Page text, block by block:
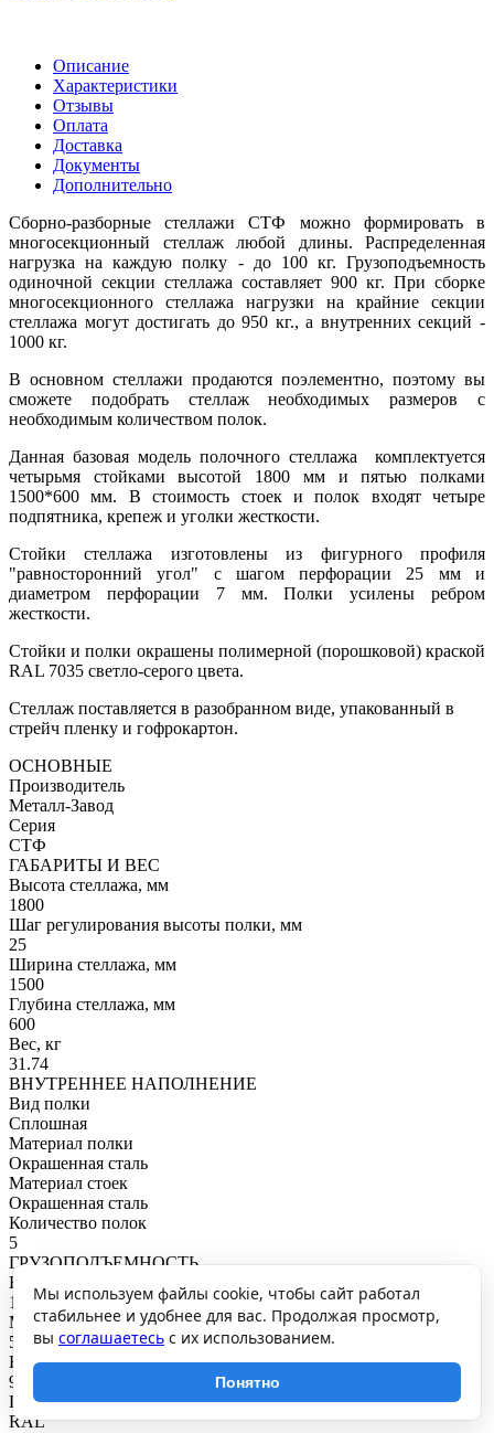
Описание
Характеристики
Отзывы
Оплата
Доставка
Документы
Дополнительно
Сборно-разборные стеллажи СТФ можно формировать в
многосекционный стеллаж любой длины. Распределенная
нагрузка на каждую полку - до 100 кг. Грузоподъемность
одиночной секции стеллажа составляет 900 кг. При сборке
многосекционного стеллажа нагрузки на крайние секции
стеллажа могут достигать до 950 кг., а внутренних секций -
1000 кг.
В основном стеллажи продаются поэлементно, поэтому вы
сможете подобрать стеллаж необходимых размеров с
необходимым количеством полок.
Данная базовая модель полочного стеллажа комплектуется
четырьмя стойками высотой 1800 мм и пятью полками
1500*600 мм. В стоимость стоек и полок входят четыре
подпятника, крепеж и уголки жесткости.
Стойки стеллажа изготовлены из фигурного профиля
"равносторонний угол" с шагом перфорации 25 мм и
диаметром перфорации 7 мм. Полки усилены ребром
жесткости.
Стойки и полки окрашены полимерной (порошковой) краской
RAL 7035 светло-серого цвета.
Стеллаж поставляется в разобранном виде, упакованный в
стрейч пленку и гофрокартон.
ОСНОВНЫЕ
Производитель
Металл-Завод
Серия
СТФ
ГАБАРИТЫ И ВЕС
Высота стеллажа, мм
1800
Шаг регулирования высоты полки, мм
25
Ширина стеллажа, мм
1500
Глубина стеллажа, мм
600
Вес, кг
31.74
ВНУТРЕННЕЕ НАПОЛНЕНИЕ
Вид полки
Сплошная
Материал полки
Окрашенная сталь
Материал стоек
Окрашенная сталь
Количество полок
5
ГРУЗОПОДЪЕМНОСТЬ
Нагрузка на полку, кг
100
Максимальная общая нагрузка, кг
500
Нагрузка на секцию, кг
900
ПОКРЫТИЕ И ЦВЕТ
RAL
Мы используем файлы cookie, чтобы сайт работал
стабильнее и удобнее для вас. Продолжая просмотр,
вы соглашаетесь с их использованием.
Понятно